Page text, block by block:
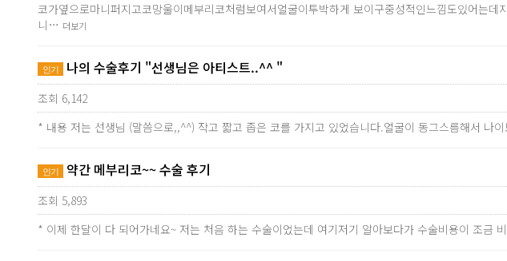
코가옆으로마니퍼지고코망울이메부리코처럼보여서얼굴이투박하게 보이구중성적인느낌도있어는
니… 더보기
인기 나의 수술후기 "선생님은 아티스트..^^ "
조회 6,142
* 내용 저는 선생님 (말씀으로,,^^) 작고 짧고 좁은 코를 가지고 있었습니다.얼굴이 동그스름해서 나
인기 약간 메부리코~~ 수술 후기
조회 5,893
* 이제 한달이 다 되어가네요~ 저는 처음 하는 수술이었는데 여기저기 알아보다가 수술비용이 조